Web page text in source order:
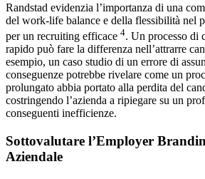
Randstad evidenzia l’importanza di una
del work-life balance e della flessibilità nel
per un recruiting efficace 4. Un processo di
rapido può fare la differenza nell’attrarre
esempio, un caso studio di un errore di
conseguenze potrebbe rivelare come un
prolungato abbia portato alla perdita del
costringendo l’azienda a ripiegare su un
conseguenti inefficienze.
Sottovalutare l’Employer
Aziendale